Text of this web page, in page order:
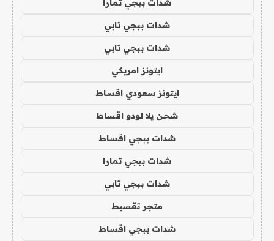
شدات ببجي تابي
شدات ببجي تابي
ايتونز امريكي
ايتونز سعودي اقساط
شحن يلا لودو اقساط
شدات ببجي اقساط
شدات ببجي تمارا
شدات ببجي تابي
متجر تقسيط
شدات ببجي اقساط